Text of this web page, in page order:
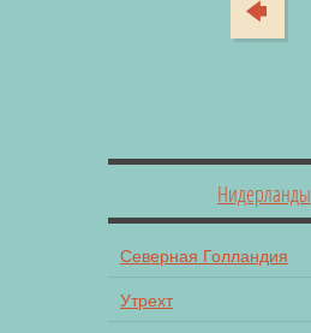
Нидерланды
Северная Голландия
Утрехт